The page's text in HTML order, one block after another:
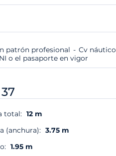
patrón profesional
Cv náutico
o el pasaporte en vigor
total: 12 m
(anchura): 3.75 m
1.95 m